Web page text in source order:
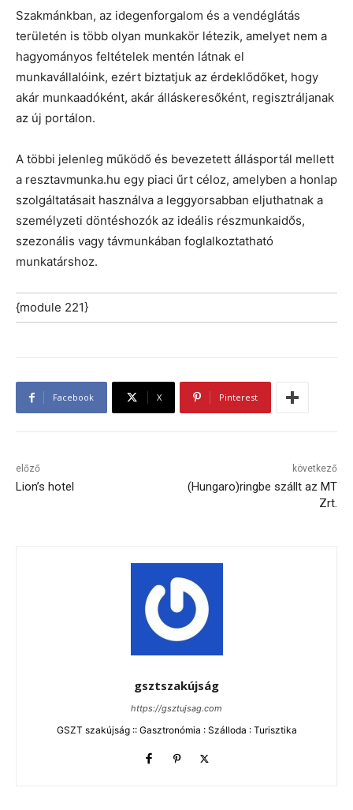
Szakmánkban, az idegenforgalom és a vendéglátás
területén is több olyan munkakör létezik, amelyet nem a
hagyományos feltételek mentén látnak el
munkavállalóink, ezért biztatjuk az érdeklődőket, hogy
akár munkaadóként, akár álláskeresőként, regisztráljanak
az új portálon.
A többi jelenleg működő és bevezetett állásportál mellett
a resztavmunka.hu egy piaci űrt céloz, amelyben a honlap
szolgáltatásait használva a leggyorsabban eljuthatnak a
személyzeti döntéshozók az ideális részmunkaidős,
szezonális vagy távmunkában foglalkoztatható
munkatárshoz.
{module 221}
Facebook X Pinterest
előző
Lion’s hotel
következő
(Hungaro)ringbe szállt az MT
Zrt.
gsztszakújság
https://gsztujsag.com
GSZT szakújság :: Gasztronómia : Szálloda : Turisztika